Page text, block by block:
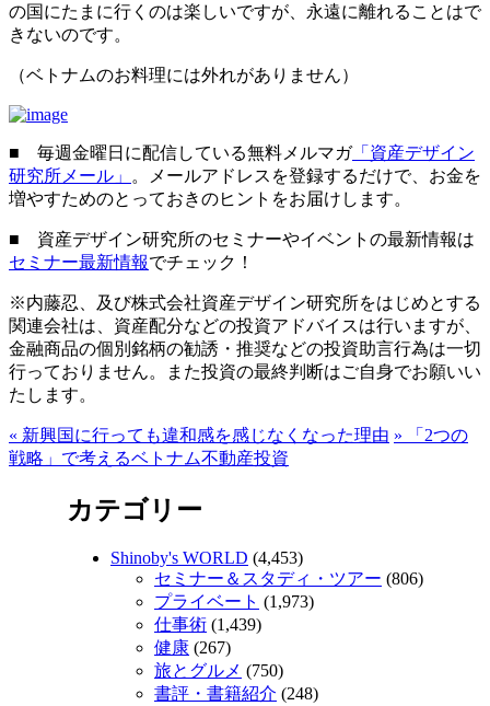
の国にたまに行くのは楽しいですが、永遠に離れることはで
きないのです。
（ベトナムのお料理には外れがありません）
■ 毎週金曜日に配信している無料メルマガ「資産デザイン
研究所メール」
。メールアドレスを登録するだけで、お金を
増やすためのとっておきのヒントをお届けします。
■ 資産デザイン研究所のセミナーやイベントの最新情報は
セミナー最新情報でチェック！
※内藤忍、及び株式会社資産デザイン研究所をはじめとする
関連会社は、資産配分などの投資アドバイスは行いますが、
金融商品の個別銘柄の勧誘・推奨などの投資助言行為は一切
行っておりません。また投資の最終判断はご自身でお願いい
たします。
« 新興国に行っても違和感を感じなくなった理由 » 「2つの
戦略」で考えるベトナム不動産投資
カテゴリー
Shinoby's WORLD (4,453)
セミナー＆スタディ・ツアー (806)
プライベート (1,973)
仕事術 (1,439)
健康 (267)
旅とグルメ (750)
書評・書籍紹介 (248)